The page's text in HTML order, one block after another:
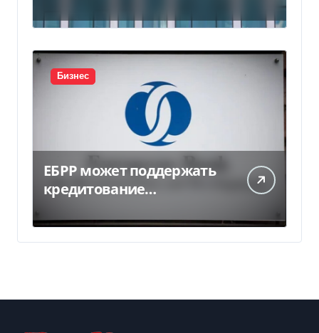
миллиарда
Бизнес
ЕБРР может поддержать
кредитование
300 млн евро — Delo.ua